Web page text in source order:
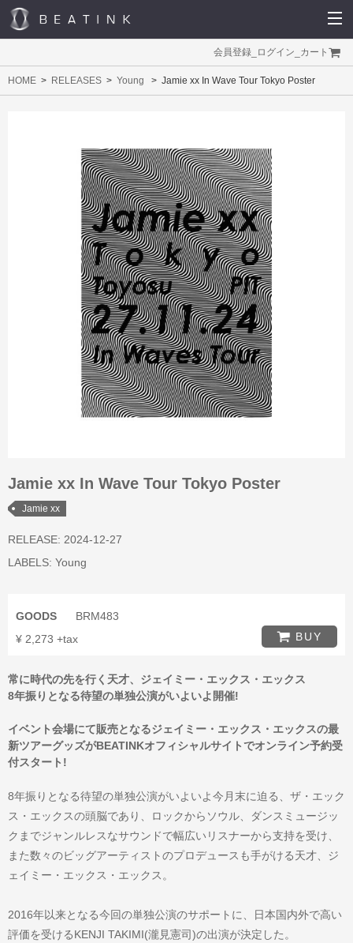
会員登録 ログイン カート
HOME RELEASES Young Jamie xx In Wave Tour Tokyo Poster
Jamie xx In Wave Tour Tokyo Poster
Jamie xx
RELEASE: 2024-12-27
LABELS: Young
GOODS
BRM483
¥ 2,273 +tax
BUY
常に時代の先を行く天才、ジェイミー・エックス・エックス
8年振りとなる待望の単独公演がいよいよ開催!
イベント会場にて販売となるジェイミー・エックス・エックスの最
新ツアーグッズがBEATINKオフィシャルサイトでオンライン予約受
付スタート!
8年振りとなる待望の単独公演がいよいよ今月末に迫る、ザ・エック
ス・エックスの頭脳であり、ロックからソウル、ダンスミュージッ
クまでジャンルレスなサウンドで幅広いリスナーから支持を受け、
また数々のビッグアーティストのプロデュースも手がける天才、ジ
ェイミー・エックス・エックス。
2016年以来となる今回の単独公演のサポートに、日本国内外で高い
評価を受けるKENJI TAKIMI(瀧見憲司)の出演が決定した。